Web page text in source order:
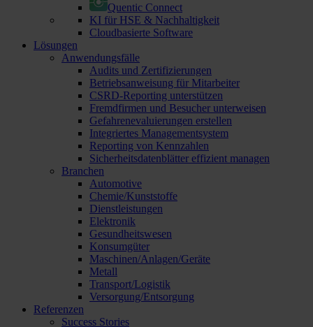
Quentic Connect
KI für HSE & Nachhaltigkeit
Cloudbasierte Software
Lösungen
Anwendungsfälle
Audits und Zertifizierungen
Betriebsanweisung für Mitarbeiter
CSRD-Reporting unterstützen
Fremdfirmen und Besucher unterweisen
Gefahrenevaluierungen erstellen
Integriertes Managementsystem
Reporting von Kennzahlen
Sicherheitsdatenblätter effizient managen
Branchen
Automotive
Chemie/Kunststoffe
Dienstleistungen
Elektronik
Gesundheitswesen
Konsumgüter
Maschinen/Anlagen/Geräte
Metall
Transport/Logistik
Versorgung/Entsorgung
Referenzen
Success Stories